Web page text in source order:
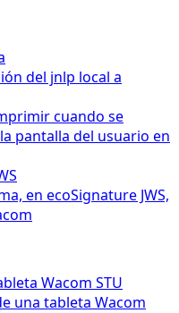
del jnlp local a
cuando se
pantalla del usuario en
en ecoSignature JWS,
Wacom STU
una tableta Wacom